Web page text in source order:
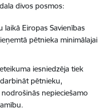
divos posmos:
Eiropas Savienības
pētnieka minimālajai
iesniedzēja tiek
pētnieku,
nepieciešamo